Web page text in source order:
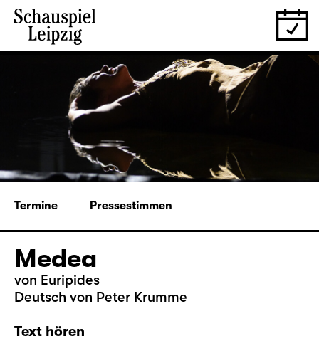
Termine Pressestimmen
Medea
von Euripides
Deutsch von Peter Krumme
Text hören